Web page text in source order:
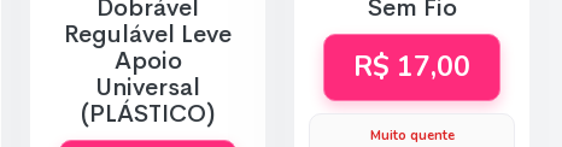
Dobrável
Regulável Leve
Apoio
Universal
(PLÁSTICO)
Sem Fio
R$ 17,00
Muito quente